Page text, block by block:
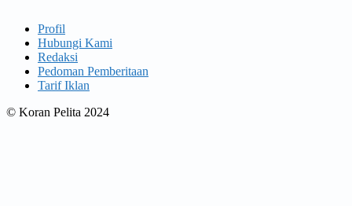
Profil
Hubungi Kami
Redaksi
Pedoman Pemberitaan
Tarif Iklan
© Koran Pelita 2024